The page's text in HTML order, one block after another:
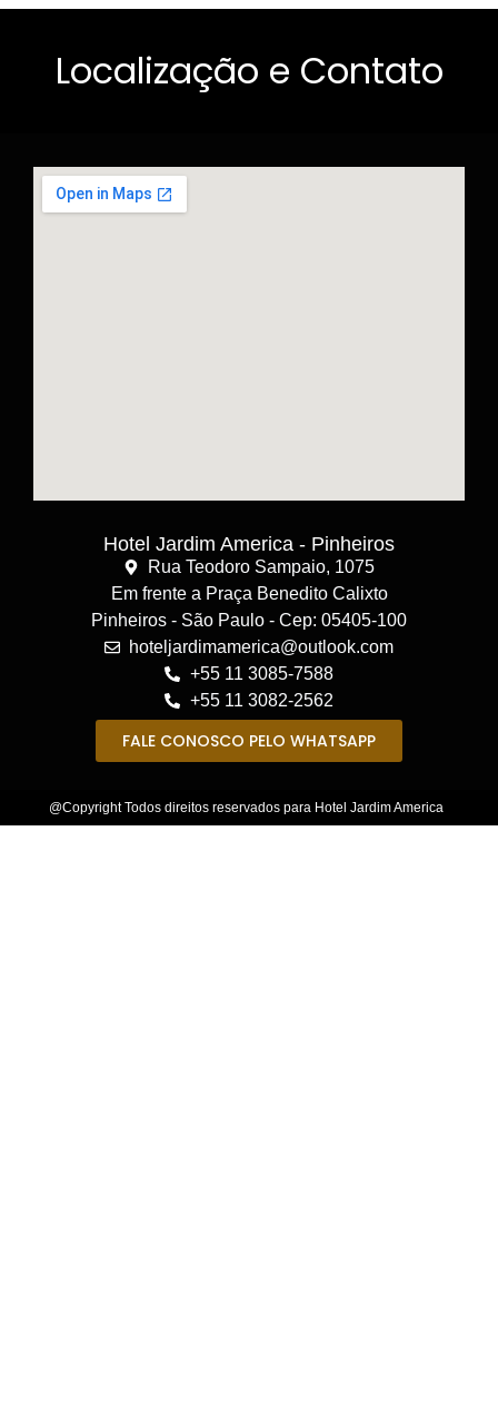
Localização e Contato
Hotel Jardim America - Pinheiros
Rua Teodoro Sampaio, 1075
Em frente a Praça Benedito Calixto
Pinheiros - São Paulo - Cep: 05405-100
hoteljardimamerica@outlook.com
+55 11 3085-7588
+55 11 3082-2562
FALE CONOSCO PELO WHATSAPP
@Copyright Todos direitos reservados para Hotel Jardim America